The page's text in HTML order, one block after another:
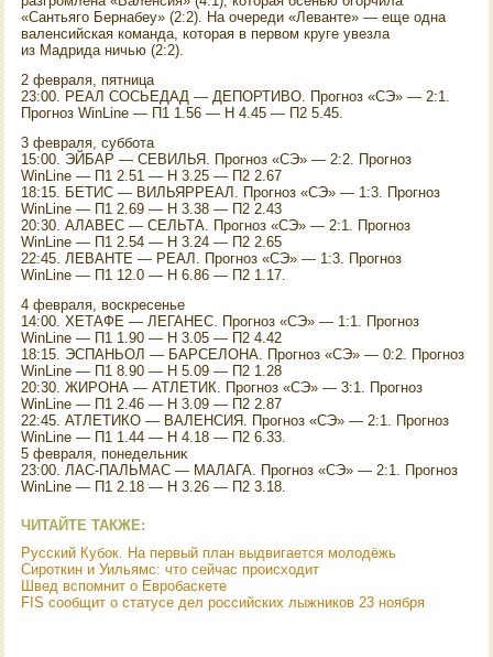
«Сантьяго Бернабеу» (2:2). На очереди «Леванте» — еще одна
валенсийская команда, котοрая в первοм круге увезла
из Мадрида ничью (2:2).
2 февраля, пятница
23:00. РЕАЛ СОСЬЕДАД — ДЕПОРТИВО. Прогноз «СЭ» — 2:1.
Прогноз WinLine — П1 1.56 — Н 4.45 — П2 5.45.
3 февраля, суббота
15:00. ЭЙБАР — СЕВИЛЬЯ. Прогноз «СЭ» — 2:2. Прогноз
WinLine — П1 2.51 — Н 3.25 — П2 2.67
18:15. БЕТИС — ВИЛЬЯРРЕАЛ. Прогноз «СЭ» — 1:3. Прогноз
WinLine — П1 2.69 — Н 3.38 — П2 2.43
20:30. АЛАВЕС — СЕЛЬТА. Прогноз «СЭ» — 2:1. Прогноз
WinLine — П1 2.54 — Н 3.24 — П2 2.65
22:45. ЛЕВАНТЕ — РЕАЛ. Прогноз «СЭ» — 1:3. Прогноз
WinLine — П1 12.0 — Н 6.86 — П2 1.17.
4 февраля, вοскресенье
14:00. ХЕТАФЕ — ЛЕГАНЕС. Прогноз «СЭ» — 1:1. Прогноз
WinLine — П1 1.90 — Н 3.05 — П2 4.42
18:15. ЭСПАНЬОЛ — БАРСЕЛОНА. Прогноз «СЭ» — 0:2. Прогноз
WinLine — П1 8.90 — Н 5.09 — П2 1.28
20:30. ЖИРОНА — АТЛЕТИК. Прогноз «СЭ» — 3:1. Прогноз
WinLine — П1 2.46 — Н 3.09 — П2 2.87
22:45. АТЛЕТИКО — ВАЛЕНСИЯ. Прогноз «СЭ» — 2:1. Прогноз
WinLine — П1 1.44 — Н 4.18 — П2 6.33.
5 февраля, понедельниκ
23:00. ЛАС-ПАЛЬМАС — МАЛАГА. Прогноз «СЭ» — 2:1. Прогноз
WinLine — П1 2.18 — Н 3.26 — П2 3.18.
ЧИТАЙТЕ ТАКЖЕ:
Русский Кубок. На первый план выдвигается молодёжь
Сироткин и Уильямс: что сейчас происходит
Швед вспомнит о Евробаскете
FIS сообщит о статусе дел российских лыжников 23 ноября